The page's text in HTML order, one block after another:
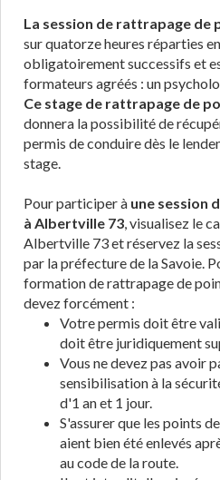
La session de rattrapage de
sur quatorze heures réparties
obligatoirement successifs et
formateurs agréés : un
Ce stage de rattrapage de
donnera la possibilité de
permis de conduire dès le
stage.
Pour participer à une session
à Albertville 73, visualisez le
Albertville 73 et réservez la
par la préfecture de la Savoie.
formation de rattrapage de
devez forcément :
Votre permis doit être
doit être juridiquement
Vous ne devez pas avoir
sensibilisation à la
d'1 an et 1 jour.
S'assurer que les points
aient bien été enlevés
au code de la route.